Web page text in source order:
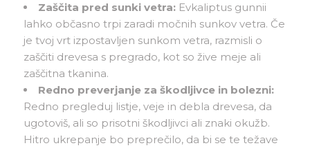
Zaščita pred sunki vetra:Evkaliptus gunnii
lahko občasno trpi zaradi močnih sunkov vetra. Če
je tvoj vrt izpostavljen sunkom vetra, razmisli o
zaščiti drevesa s pregrado, kot so žive meje ali
zaščitna tkanina.
Redno preverjanje za škodljivce in bolezni:
Redno pregleduj listje, veje in debla drevesa, da
ugotoviš, ali so prisotni škodljivci ali znaki okužb.
Hitro ukrepanje bo preprečilo, da bi se te težave